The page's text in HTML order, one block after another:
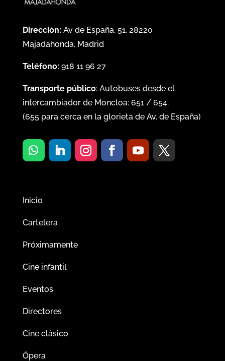
Dirección: Av de España, 51, 28220
Majadahonda, Madrid
Teléfono: 918 11 96 27
Transporte público: Autobuses desde el
intercambiador de Moncloa: 651/ 654.
(655para cerca en la glorieta de Av. de España)
Inicio
Cartelera
Próximamente
Cine infantil
Eventos
Directores
Cine clásico
Ópera